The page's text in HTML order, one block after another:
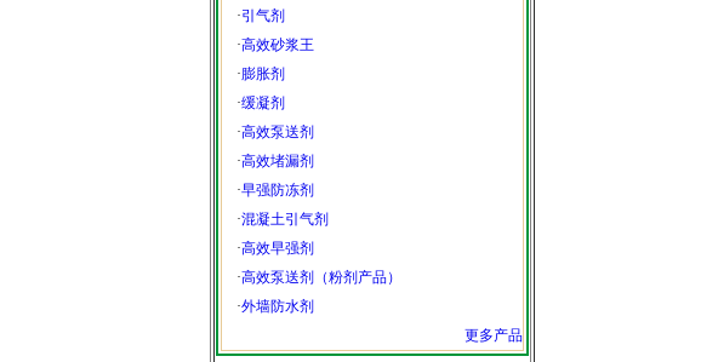
·引气剂
·高效砂浆王
·膨胀剂
·缓凝剂
·高效泵送剂
·高效堵漏剂
·早强防冻剂
·混凝土引气剂
·高效早强剂
·高效泵送剂（粉剂产品）
·外墙防水剂
更多产品